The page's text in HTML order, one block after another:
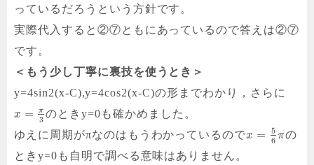
っているだろうという方針です。
実際代入すると②⑦ともにあっているので答えは②⑦
です。
＜もう少し丁寧に裏技を使うとき＞
y=4sin2(x-C),y=4cos2(x-C)の形までわかり，さらに
x = π
3 のときy=0も確かめました。
ゆえに周期がπなのはもうわかっているのでx =
5
6 πの
ときy=0も自明で調べる意味はありません。